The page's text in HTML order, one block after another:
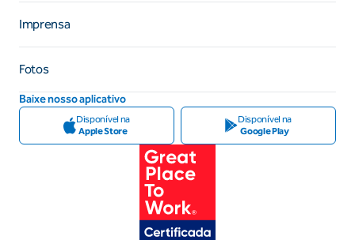
Imprensa
Fotos
Baixe nosso aplicativo
Disponível na
Apple Store
Disponível na
Google Play